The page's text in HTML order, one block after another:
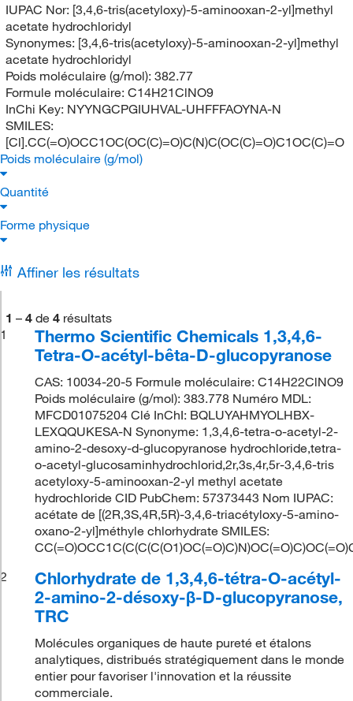
IUPAC Nor: [3,4,6-tris(acetyloxy)-5-aminooxan-2-yl]methyl
acetate hydrochloridyl
Synonymes: [3,4,6-tris(acetyloxy)-5-aminooxan-2-yl]methyl
acetate hydrochloridyl
Poids moléculaire (g/mol): 382.77
Formule moléculaire: C14H21ClNO9
InChi Key: NYYNGCPGIUHVAL-UHFFFAOYNA-N
SMILES:
[Cl].CC(=O)OCC1OC(OC(C)=O)C(N)C(OC(C)=O)C1OC(C)=O
Poids moléculaire (g/mol)
Quantité
Forme physique
Affiner les résultats
1 – 4 de 4 résultats
1
Thermo Scientific Chemicals 1,3,4,6-
Tetra-O-acétyl-bêta-D-glucopyranose
CAS: 10034-20-5 Formule moléculaire: C14H22ClNO9
Poids moléculaire (g/mol): 383.778 Numéro MDL:
MFCD01075204 Clé InChI: BQLUYAHMYOLHBX-
LEXQQUKESA-N Synonyme: 1,3,4,6-tetra-o-acetyl-2-
amino-2-desoxy-d-glucopyranose hydrochloride,tetra-
o-acetyl-glucosaminhydrochlorid,2r,3s,4r,5r-3,4,6-tris
acetyloxy-5-aminooxan-2-yl methyl acetate
hydrochloride CID PubChem: 57373443 Nom IUPAC:
acétate de [(2R,3S,4R,5R)-3,4,6-triacétyloxy-5-amino-
oxano-2-yl]méthyle chlorhydrate SMILES:
2
Chlorhydrate de 1,3,4,6-tétra-O-acétyl-
2-amino-2-désoxy-β-D-glucopyranose,
TRC
Molécules organiques de haute pureté et étalons
analytiques, distribués stratégiquement dans le monde
entier pour favoriser l'innovation et la réussite
commerciale.